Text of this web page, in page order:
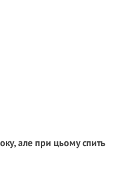
але при цьому спить